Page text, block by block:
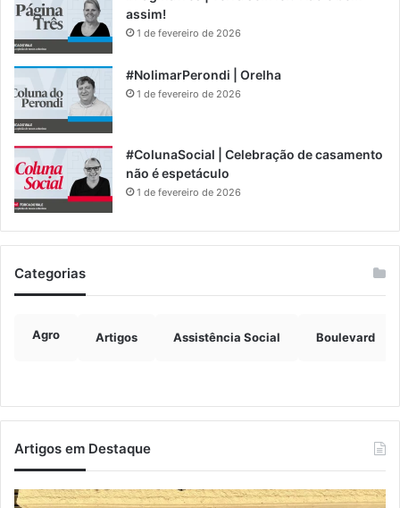
assim!
1 de fevereiro de 2026
#NolimarPerondi | Orelha
1 de fevereiro de 2026
#ColunaSocial | Celebração de casamento
não é espetáculo
1 de fevereiro de 2026
Categorias
Agro Artigos Assistência Social Boulevard
Artigos em Destaque
Projeto